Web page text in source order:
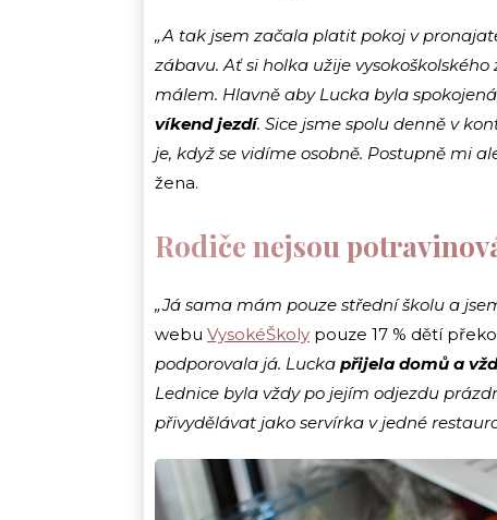
„A tak jsem začala platit pokoj v
zábavu. Ať si holka užije
málem. Hlavně aby Lucka byla
víkend jezdí. Sice jsme spolu denně v
je, když se vidíme osobně. Postupně mi
žena.
Rodiče nejsou
„Já sama mám pouze střední školu a
webu VysokéŠkoly pouze 17 % dětí
podporovala já. Lucka přijela domů a
Lednice byla vždy po jejím odjezdu
přivydělávat jako servírka v jedné